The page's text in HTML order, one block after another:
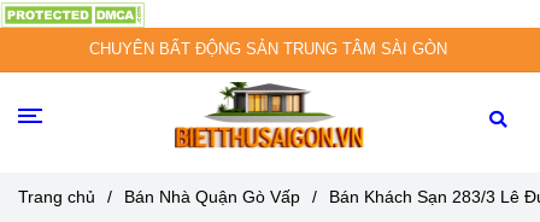
CHUYÊN BẤT ĐỘNG SẢN TRUNG TÂM SÀI GÒN
Trang chủ / Bán Nhà Quận Gò Vấp / Bán Khách Sạn 283/3 Lê